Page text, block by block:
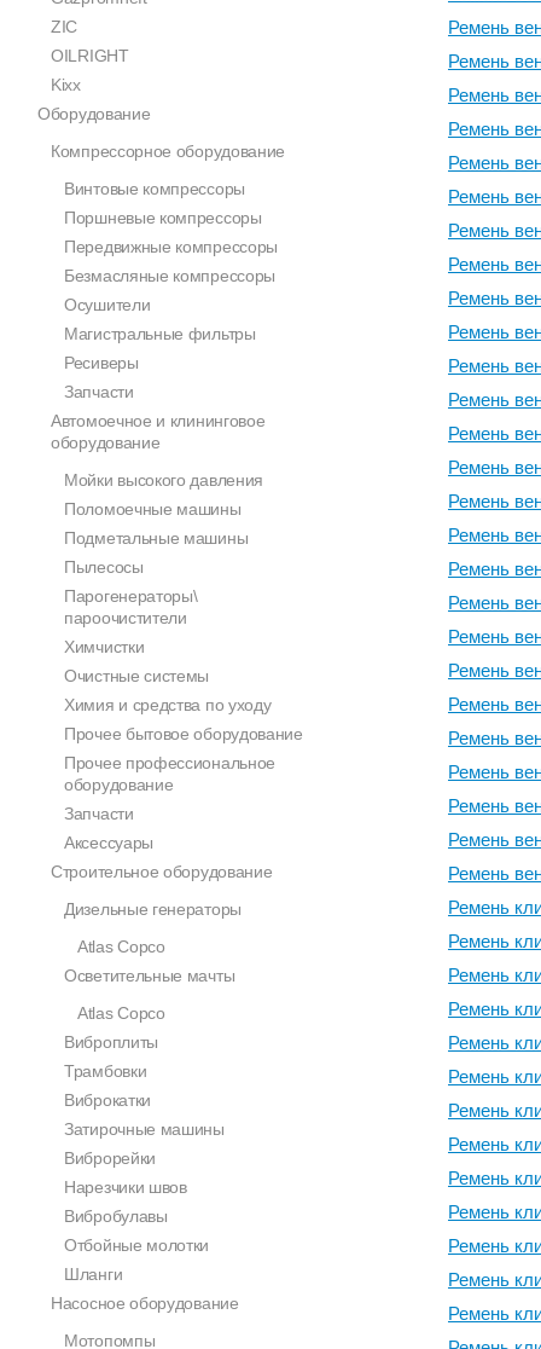
Ремень
Ремень
Ремень
Ремень
Ремень
Ремень
Ремень
Ремень
Ремень
Ремень
Ремень
Ремень
Ремень
Ремень
Ремень
Ремень
Ремень
Ремень
Ремень
Ремень
Ремень
Ремень
Ремень
Ремень
Ремень
Ремень
Ремень
Ремень
Ремень
Ремень
Ремень
Ремень
Ремень
Ремень
Ремень
Ремень
Ремень
Ремень
Ремень
ZIC
OILRIGHT
Kixx
Оборудование
Компрессорное оборудование
Винтовые компрессоры
Поршневые компрессоры
Передвижные компрессоры
Безмасляные компрессоры
Осушители
Магистральные фильтры
Ресиверы
Запчасти
Автомоечное и клининговое
оборудование
Мойки высокого давления
Поломоечные машины
Подметальные машины
Пылесосы
Парогенераторы\
пароочистители
Химчистки
Очистные системы
Химия и средства по уходу
Прочее бытовое оборудование
Прочее профессиональное
оборудование
Запчасти
Аксессуары
Строительное оборудование
Дизельные генераторы
Atlas Copco
Осветительные мачты
Atlas Copco
Виброплиты
Трамбовки
Виброкатки
Затирочные машины
Виброрейки
Нарезчики швов
Вибробулавы
Отбойные молотки
Шланги
Насосное оборудование
Мотопомпы